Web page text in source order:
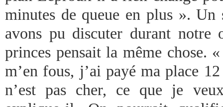
minutes de queue en plus ». Un
avons pu discuter durant notre
princes pensait la même chose.
m’en fous, j’ai payé ma place
n’est pas cher, ce que je